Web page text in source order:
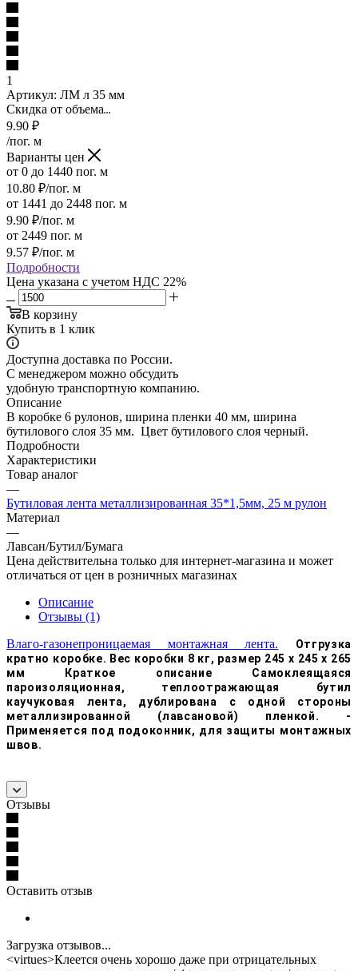
1
Артикул: ЛМ л 35 мм
Скидка от объема
9.90 ₽
/пог. м
Варианты цен
от 0 до 1440 пог. м
10.80 ₽/пог. м
от 1441 до 2448 пог. м
9.90 ₽/пог. м
от 2449 пог. м
9.57 ₽/пог. м
Подробности
Цена указана с учетом НДС 22%
В корзину
Купить в 1 клик
Доступна доставка по России.
С менеджером можно обсудить
удобную транспортную компанию.
Описание
В коробке 6 рулонов, ширина пленки 40 мм, ширина
бутилового слоя 35 мм. Цвет бутилового слоя черный.
Подробности
Характеристики
Товар аналог
—
Бутиловая лента металлизированная 35*1,5мм, 25 м рулон
Материал
—
Лавсан/Бутил/Бумага
Цена действительна только для интернет-магазина и может
отличаться от цен в розничных магазинах
Описание
Отзывы (1)
Влаго-газонепроницаемая монтажная лента.
Отгрузка
кратно коробке. Вес коробки 8 кг, размер 245 х 245 х 265
мм Краткое описание Самоклеящаяся
пароизоляционная, теплоотражающая бутил
каучуковая лента, дублирована с одной стороны
металлизированной (лавсановой) пленкой. -
Применяется под подоконник, для защиты монтажных
швов.
Отзывы
Оставить отзыв
Загрузка отзывов...
<virtues>Клеется очень хорошо даже при отрицательных